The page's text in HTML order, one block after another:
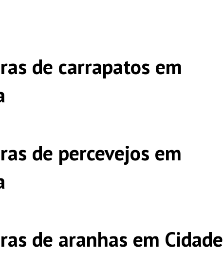
de carrapatos em
de percevejos em
de aranhas em Cidade